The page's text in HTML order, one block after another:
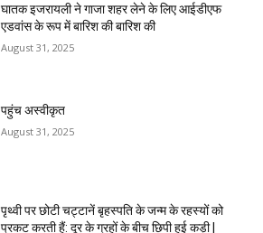
घातक इजरायली ने गाजा शहर लेने के लिए आईडीएफ
एडवांस के रूप में बारिश की बारिश की
August 31, 2025
पहुंच अस्वीकृत
August 31, 2025
पृथ्वी पर छोटी चट्टानें बृहस्पति के जन्म के रहस्यों को
प्रकट करती हैं: दूर के ग्रहों के बीच छिपी हुई कड़ी |